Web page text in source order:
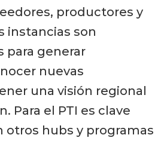
productores y
instancias son
para generar
nuevas
una visión regional
Para el PTI es clave
otros hubs y programas